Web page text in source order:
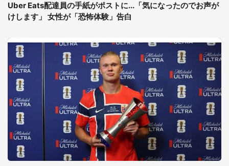
Uber Eats配達員の手紙がポストに...「気になったのでお声が
けします」 女性が「恐怖体験」告白